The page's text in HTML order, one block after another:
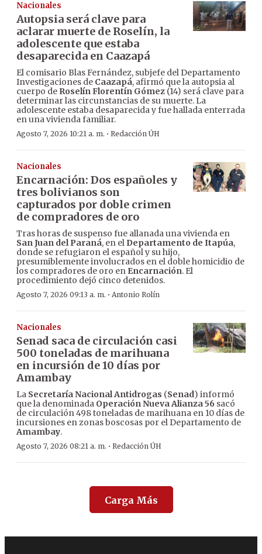
Nacionales
Autopsia será clave para
aclarar muerte de Roselín, la
adolescente que estaba
desaparecida en Caazapá
El comisario Blas Fernández, subjefe del Departamento
Investigaciones de Caazapá, afirmó que la autopsia al
cuerpo de Roselín Florentín Gómez (14) será clave para
determinar las circunstancias de su muerte. La
adolescente estaba desaparecida y fue hallada enterrada
en una vivienda familiar.
Agosto 7, 2026 10:21 a. m. · Redacción ÚH
Nacionales
Encarnación: Dos españoles y
tres bolivianos son
capturados por doble crimen
de compradores de oro
Tras horas de suspenso fue allanada una vivienda en
San Juan del Paraná, en el Departamento de Itapúa,
donde se refugiaron el español y su hijo,
presumiblemente involucrados en el doble homicidio de
los compradores de oro en Encarnación. El
procedimiento dejó cinco detenidos.
Agosto 7, 2026 09:13 a. m. · Antonio Rolín
Nacionales
Senad saca de circulación casi
500 toneladas de marihuana
en incursión de 10 días por
Amambay
La Secretaría Nacional Antidrogas (Senad) informó
que la denominada Operación Nueva Alianza 56 sacó
de circulación 498 toneladas de marihuana en 10 días de
incursiones en zonas boscosas por el Departamento de
Amambay.
Agosto 7, 2026 08:21 a. m. · Redacción ÚH
Carga Más